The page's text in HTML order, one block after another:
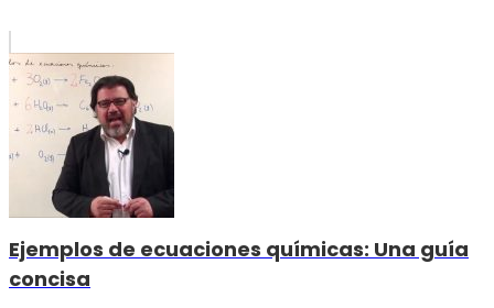
Ejemplos de ecuaciones químicas: Una guía
concisa